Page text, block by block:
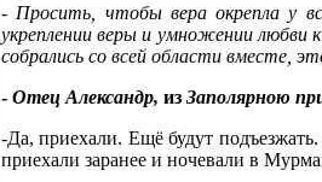
- Просить, чтобы вера окрепла у
укреплении веры и умножении
собрались со всей области вместе,
- Отец Александр, из Заполярною
-Да, приехали. Ещё будут
приехали заранее и ночевали в